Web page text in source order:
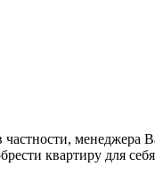
частности, менеджера
квартиру для